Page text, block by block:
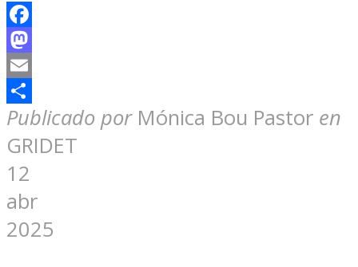
Facebook
Mastodon
Email
Compartir
Publicado por Mónica Bou Pastor en
GRIDET
12
abr
2025